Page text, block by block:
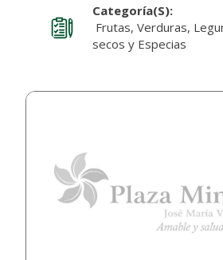
Categoría(s):
Frutas, Verduras,
secos y Especias